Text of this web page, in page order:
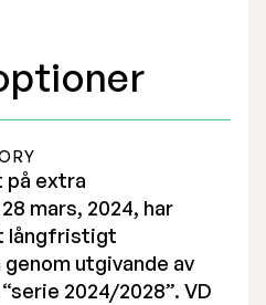
på extra
mars, 2024, har
långfristigt
utgivande av
2024/2028”. VD